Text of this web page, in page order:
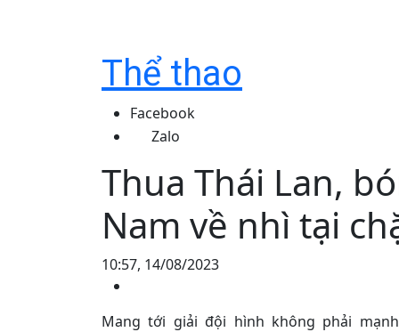
Thể thao
Facebook
Zalo
Thua Thái Lan,
Nam về nhì tại
10:57, 14/08/2023
Mang tới giải đội hình không phải